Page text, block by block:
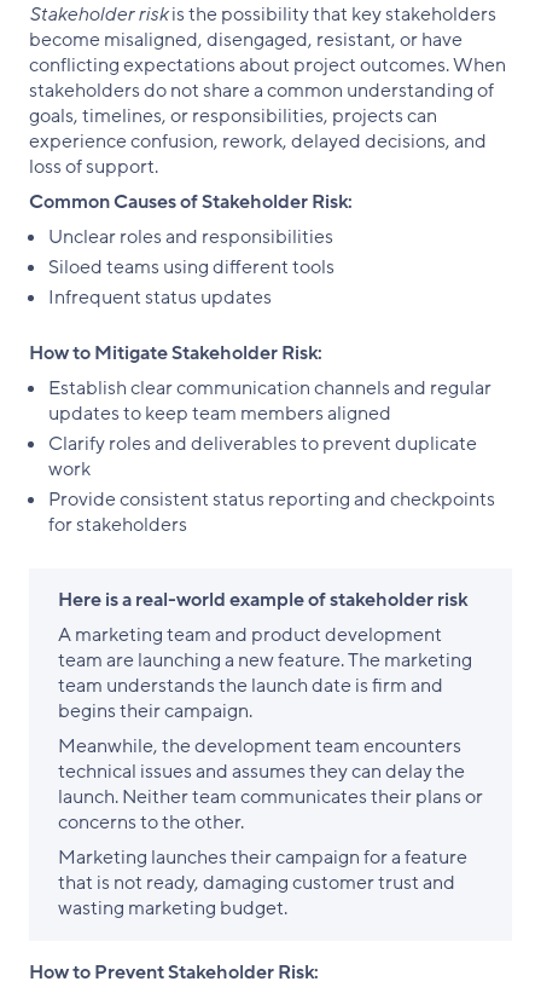
Stakeholder riskis the possibility that key stakeholders
become misaligned, disengaged, resistant, or have
conflicting expectations about project outcomes. When
stakeholders do not share a common understanding of
goals, timelines, or responsibilities, projects can
experience confusion, rework, delayed decisions, and
loss of support.
Common Causes of Stakeholder Risk:
Unclear roles and responsibilities
Siloed teams using different tools
Infrequent status updates
How to Mitigate Stakeholder Risk:
Establish clear communication channels and regular
updates to keep team members aligned
Clarify roles and deliverables to prevent duplicate
work
Provide consistent status reporting and checkpoints
for stakeholders
Here is a real-world example of stakeholder risk
A marketing team and product development
team are launching a new feature. The marketing
team understands the launch date is firm and
begins their campaign.
Meanwhile, the development team encounters
technical issues and assumes they can delay the
launch. Neither team communicates their plans or
concerns to the other.
Marketing launches their campaign for a feature
that is not ready, damaging customer trust and
wasting marketing budget.
How to Prevent Stakeholder Risk: